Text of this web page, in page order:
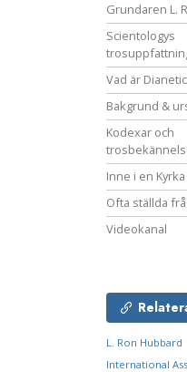
Grundaren L.
Scientologys
Vad är
Bakgrund &
Kodexar och
Inne i en Kyrka
Ofta ställda
Videokanal
L. Ron Hubbard
International